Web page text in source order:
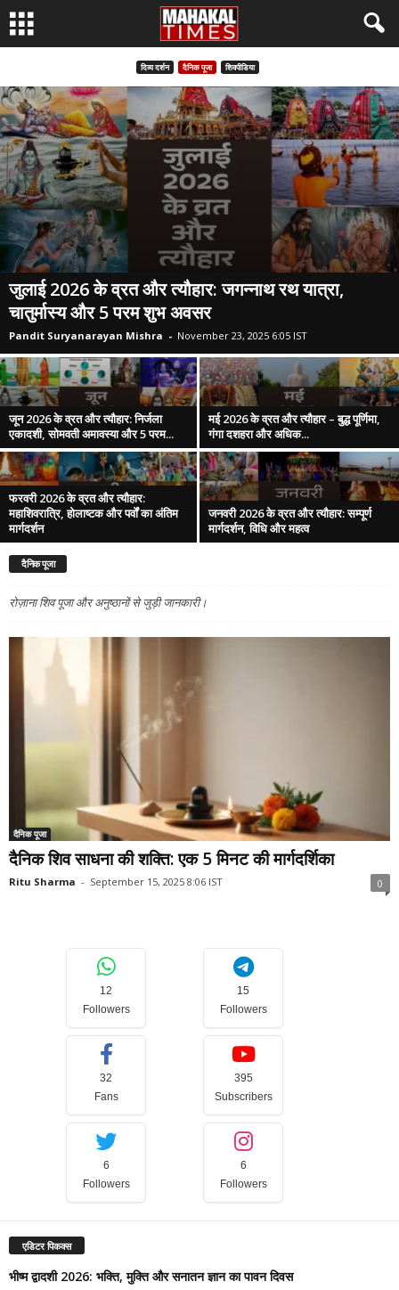
दिव्य दर्शन दैनिक पूजा शिवपीडिया
जुलाई 2026 के व्रत और त्यौहार: जगन्नाथ रथ यात्रा,
चातुर्मास्य और 5 परम शुभ अवसर
Pandit Suryanarayan Mishra - November 23, 2025 6:05 IST
जून 2026 के व्रत और त्यौहार: निर्जला
एकादशी, सोमवती अमावस्या और 5 परम...
मई 2026 के व्रत और त्यौहार – बुद्ध पूर्णिमा,
गंगा दशहरा और अधिक...
फरवरी 2026 के व्रत और त्यौहार:
महाशिवरात्रि, होलाष्टक और पर्वों का अंतिम
मार्गदर्शन
जनवरी 2026 के व्रत और त्यौहार: सम्पूर्ण
मार्गदर्शन, विधि और महत्व
दैनिक पूजा
रोज़ाना शिव पूजा और अनुष्ठानों से जुड़ी जानकारी।
दैनिक पूजा
दैनिक शिव साधना की शक्ति: एक 5 मिनट की मार्गदर्शिका
Ritu Sharma - September 15, 2025 8:06 IST 0
12
Followers
15
Followers
32
Fans
395
Subscribers
6
Followers
6
Followers
एडिटर पिकक्स
भीष्म द्वादशी 2026: भक्ति, मुक्ति और सनातन ज्ञान का पावन दिवस